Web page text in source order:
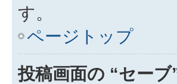
す。
ページトップ
投稿画面の “セー